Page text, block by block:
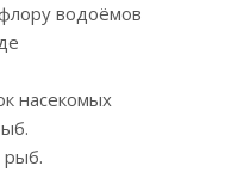
водоёмов
насекомых
рыб.